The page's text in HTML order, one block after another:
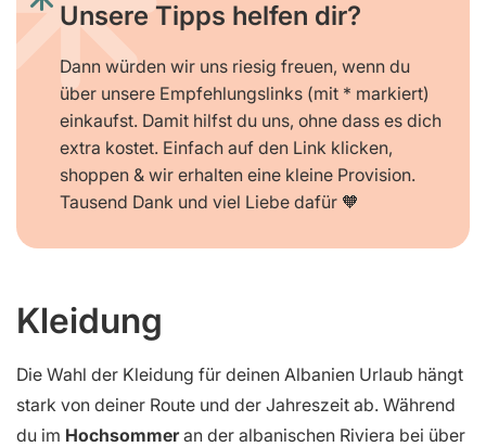
Unsere Tipps helfen dir?
Dann würden wir uns riesig freuen, wenn du
über unsere Empfehlungslinks (mit * markiert)
einkaufst. Damit hilfst du uns, ohne dass es dich
extra kostet. Einfach auf den Link klicken,
shoppen & wir erhalten eine kleine Provision.
Tausend Dank und viel Liebe dafür 🧡
Kleidung
Die Wahl der Kleidung für deinen Albanien Urlaub hängt
stark von deiner Route und der Jahreszeit ab. Während
du im Hochsommeran der albanischen Riviera bei über